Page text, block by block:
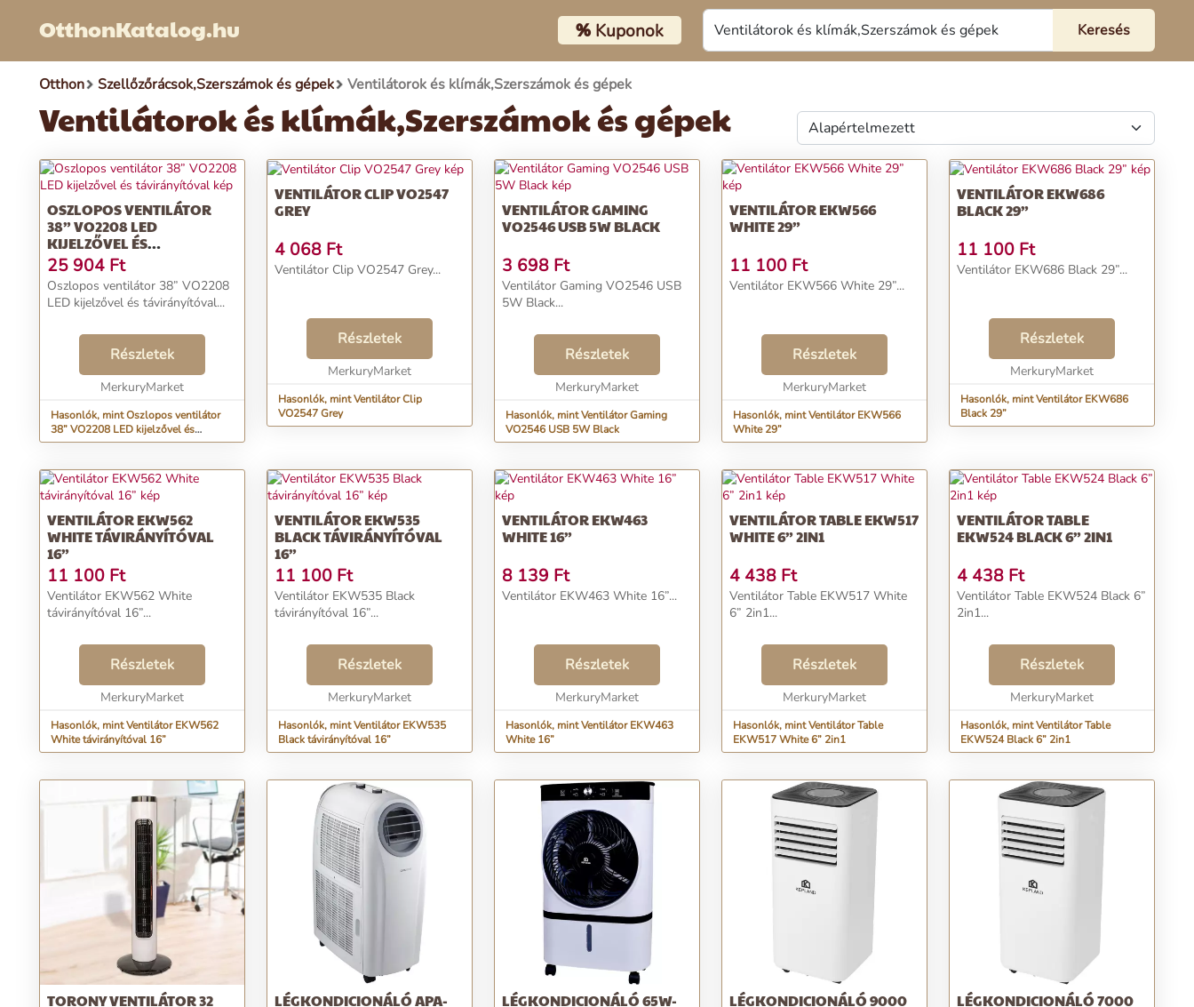
OtthonKatalog.hu %Kuponok
Otthon Szellőzőrácsok,Szerszámok és gépek Ventilátorok és klímák,Szerszámok és gépek
Ventilátorok és klímák,Szerszámok és gépek
OSZLOPOS VENTILÁTOR
38” VO2208 LED
KIJELZŐVEL ÉS
TÁVIRÁNYÍTÓVAL
25 904 Ft
Oszlopos ventilátor 38” VO2208
LED kijelzővel és távirányítóval...
Részletek
MerkuryMarket
Hasonlók, mint Oszlopos ventilátor
38” VO2208 LED kijelzővel és
távirányítóval
VENTILÁTOR CLIP VO2547
GREY
4 068 Ft
Ventilátor Clip VO2547 Grey...
Részletek
MerkuryMarket
Hasonlók, mint Ventilátor Clip
VO2547 Grey
VENTILÁTOR GAMING
VO2546 USB 5W BLACK
3 698 Ft
Ventilátor Gaming VO2546 USB
5W Black...
Részletek
MerkuryMarket
Hasonlók, mint Ventilátor Gaming
VO2546 USB 5W Black
VENTILÁTOR EKW566
WHITE 29”
11 100 Ft
Ventilátor EKW566 White 29”...
Részletek
MerkuryMarket
Hasonlók, mint Ventilátor EKW566
White 29”
VENTILÁTOR EKW686
BLACK 29”
11 100 Ft
Ventilátor EKW686 Black 29”...
Részletek
MerkuryMarket
Hasonlók, mint Ventilátor EKW686
Black 29”
VENTILÁTOR EKW562
WHITE TÁVIRÁNYÍTÓVAL
16”
11 100 Ft
Ventilátor EKW562 White
távirányítóval 16”...
Részletek
MerkuryMarket
Hasonlók, mint Ventilátor EKW562
White távirányítóval 16”
VENTILÁTOR EKW535
BLACK TÁVIRÁNYÍTÓVAL
16”
11 100 Ft
Ventilátor EKW535 Black
távirányítóval 16”...
Részletek
MerkuryMarket
Hasonlók, mint Ventilátor EKW535
Black távirányítóval 16”
VENTILÁTOR EKW463
WHITE 16”
8 139 Ft
Ventilátor EKW463 White 16”...
Részletek
MerkuryMarket
Hasonlók, mint Ventilátor EKW463
White 16”
VENTILÁTOR TABLE EKW517
WHITE 6” 2IN1
4 438 Ft
Ventilátor Table EKW517 White
6” 2in1...
Részletek
MerkuryMarket
Hasonlók, mint Ventilátor Table
EKW517 White 6” 2in1
VENTILÁTOR TABLE
EKW524 BLACK 6” 2IN1
4 438 Ft
Ventilátor Table EKW524 Black 6”
2in1...
Részletek
MerkuryMarket
Hasonlók, mint Ventilátor Table
EKW524 Black 6” 2in1
TORONY VENTILÁTOR 32
LÉGKONDICIONÁLÓ APA-
LÉGKONDICIONÁLÓ 65W-
LÉGKONDICIONÁLÓ 9000
LÉGKONDICIONÁLÓ 7000